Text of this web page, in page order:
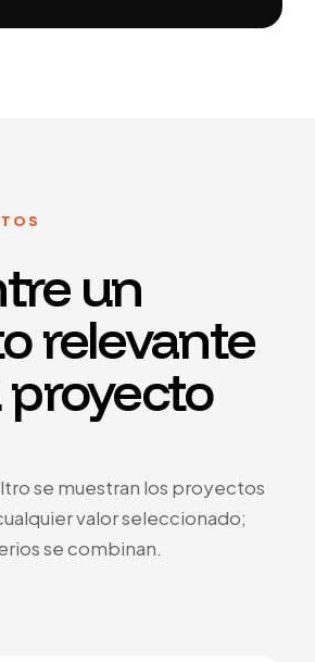
un
relevante
se muestran los proyectos
valor seleccionado;
se combinan.